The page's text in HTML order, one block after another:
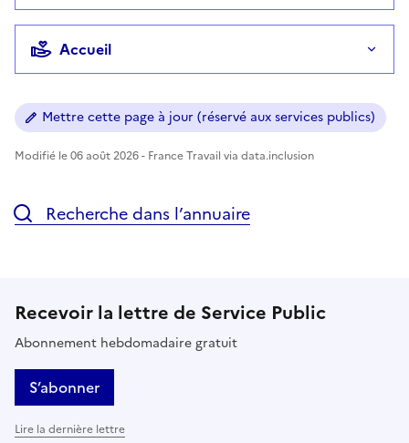
Accueil
Mettre cette page à jour (réservé aux services publics)
Modifié le 06 août 2026 - France Travail via data.inclusion
Recherche dans l’annuaire
Recevoir la lettre de Service Public
Abonnement hebdomadaire gratuit
S’abonner
Lire la dernière lettre